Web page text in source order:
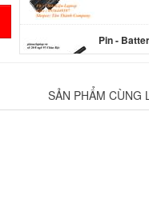
Pin -
Z1401
SẢN PHẨM CÙNG